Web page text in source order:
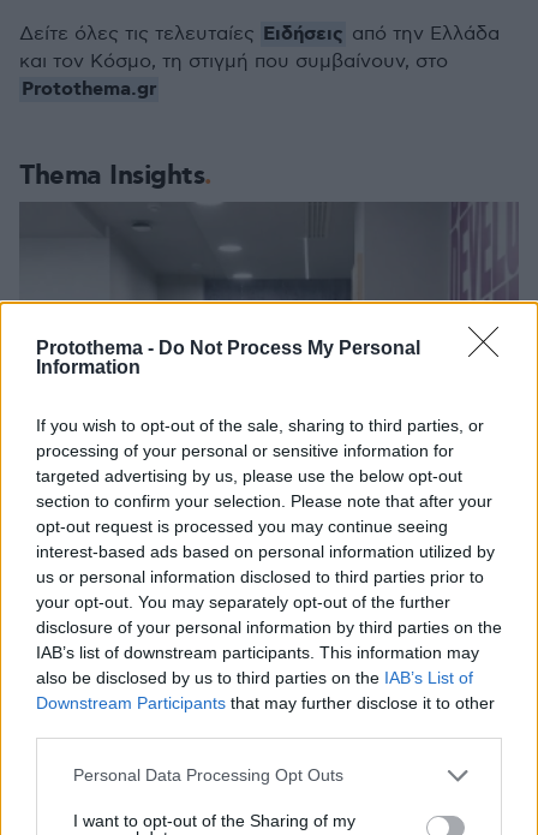
Protothema - Do Not Process My Personal
Information
If you wish to opt-out of the sale, sharing to third parties, or
processing of your personal or sensitive information for
targeted advertising by us, please use the below opt-out
section to confirm your selection. Please note that after your
opt-out request is processed you may continue seeing
interest-based ads based on personal information utilized by
us or personal information disclosed to third parties prior to
your opt-out. You may separately opt-out of the further
disclosure of your personal information by third parties on the
IAB’s list of downstream participants. This information may
also be disclosed by us to third parties on the IAB’s List of
Downstream Participants that may further disclose it to other
Please note that this website/app uses one or more Google
not limited to your visit or usage behaviour. You may click to
Personal Data Processing Opt Outs
I want to opt-out of the Sharing of my
Thema Insights
στην Ελλάδα
30.07.2026, 15:25
Δείτε όλες τις τελευταίες Ειδήσεις από την Ελλάδα
και τον Κόσμο, τη στιγμή που συμβαίνουν, στο
Protothema.gr